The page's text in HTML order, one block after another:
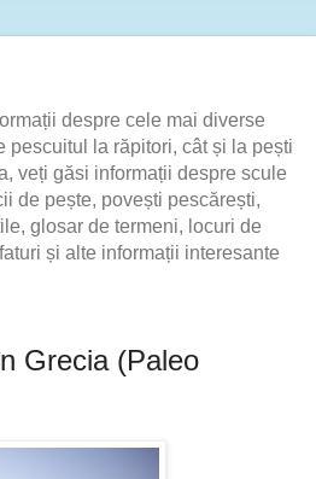
despre cele mai diverse
pescuitul la răpitori, cât și la pești
veți găsi informații despre scule
de pește, povești pescărești,
glosar de termeni, locuri de
și alte informații interesante
Grecia (Paleo